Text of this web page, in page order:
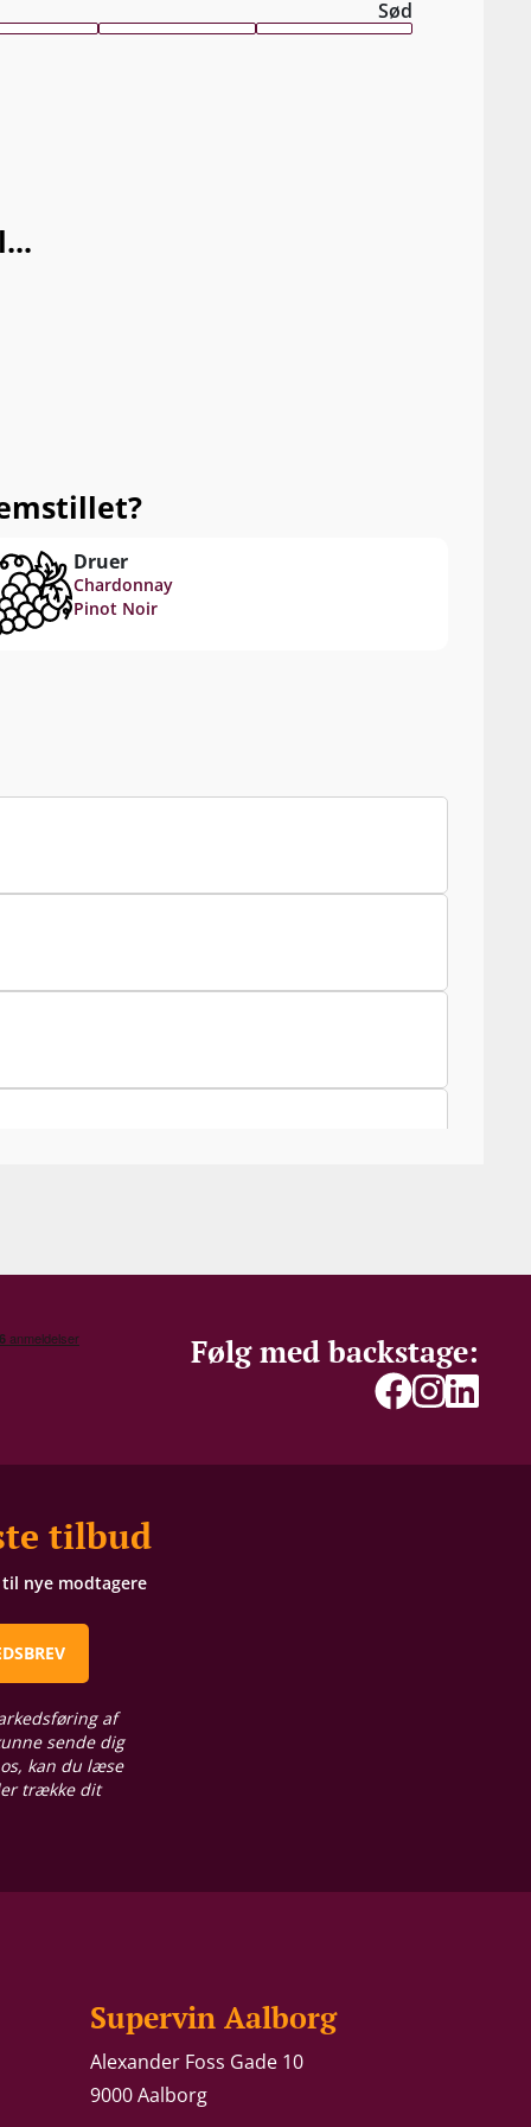
Sød
Druer
Chardonnay
Pinot Noir
Følg med backstage:
tilbud
nye modtagere
af
sende dig
kan du læse
trække dit
Supervin Aalborg
Alexander Foss Gade 10
9000 Aalborg